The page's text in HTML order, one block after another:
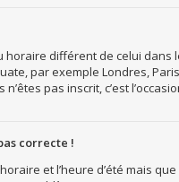
différent de celui
par exemple Londres,
pas inscrit, c’est
correcte !
et l’heure d’été mais